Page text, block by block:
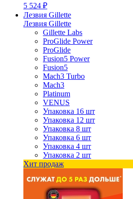
5 524 ₽
Лезвия Gillette
Лезвия Gillette
Gillette Labs
ProGlide Power
ProGlide
Fusion5 Power
Fusion5
Mach3 Turbo
Mach3
Platinum
VENUS
Упаковка 16 шт
Упаковка 12 шт
Упаковка 8 шт
Упаковка 6 шт
Упаковка 4 шт
Упаковка 2 шт
Хит продаж